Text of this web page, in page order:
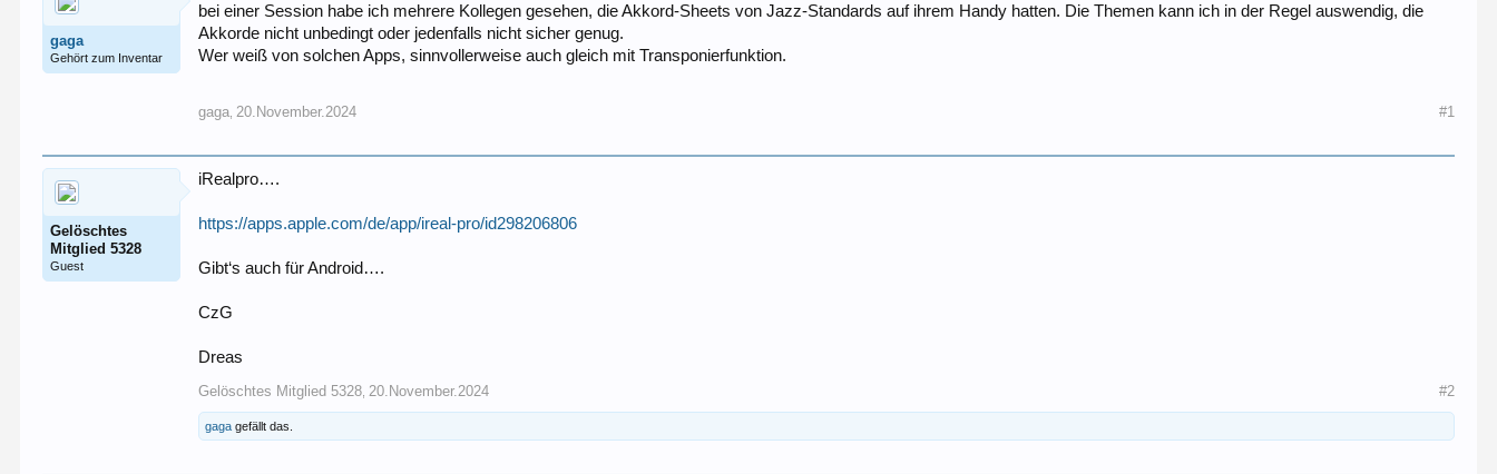
gaga
Gehört zum Inventar
bei einer Session habe ich mehrere Kollegen gesehen, die Akkord-Sheets von Jazz-Standards auf ihrem Handy hatten. Die Themen kann ich in der Regel auswendig, die
Akkorde nicht unbedingt oder jedenfalls nicht sicher genug.
Wer weiß von solchen Apps, sinnvollerweise auch gleich mit Transponierfunktion.
gaga 20.November.2024 #1
Gelöschtes
Mitglied 5328
Guest
iRealpro….
https://apps.apple.com/de/app/ireal-pro/id298206806
Gibt‘s auch für Android….
CzG
Dreas
Gelöschtes Mitglied 5328 20.November.2024 #2
gaga gefällt das.